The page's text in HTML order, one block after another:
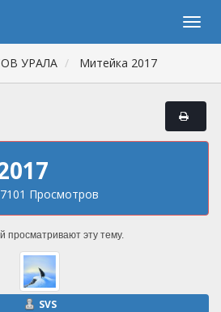
УРАЛА Митейка 2017
Просмотров
просматривают эту тему.
SVS